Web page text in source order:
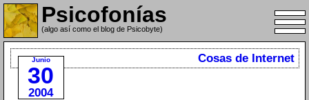
Psicofonías
(algo así como el blog de Psicobyte)
Junio
30
2004
Cosas de Internet